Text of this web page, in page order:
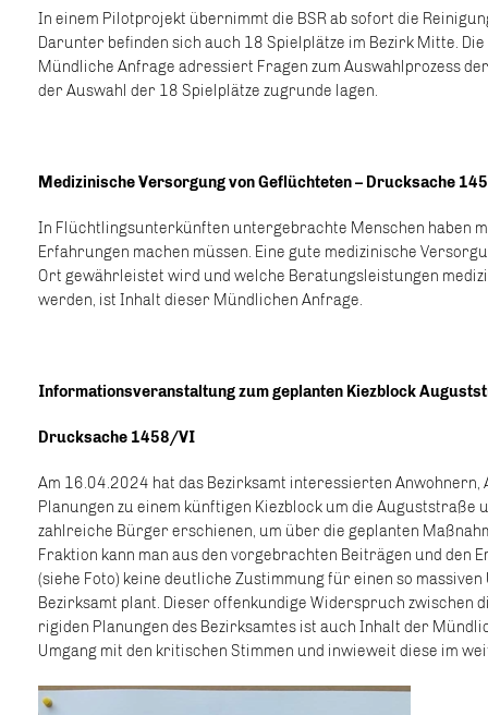
In einem Pilotprojekt übernimmt die BSR ab sofort die
Darunter befinden sich auch 18 Spielplätze im Bezirk Mitte.
Mündliche Anfrage adressiert Fragen zum Auswahlprozess
der Auswahl der 18 Spielplätze zugrunde lagen.
Medizinische Versorgung von Geflüchteten – Drucksache
In Flüchtlingsunterkünften untergebrachte Menschen haben
Erfahrungen machen müssen. Eine gute medizinische
Ort gewährleistet wird und welche Beratungsleistungen
werden, ist Inhalt dieser Mündlichen Anfrage.
Informationsveranstaltung zum geplanten Kiezblock
Drucksache 1458/VI
Am 16.04.2024 hat das Bezirksamt interessierten
Planungen zu einem künftigen Kiezblock um die Auguststraße
zahlreiche Bürger erschienen, um über die geplanten
Fraktion kann man aus den vorgebrachten Beiträgen und den
(siehe Foto) keine deutliche Zustimmung für einen so massiven
Bezirksamt plant. Dieser offenkundige Widerspruch
rigiden Planungen des Bezirksamtes ist auch Inhalt der
Umgang mit den kritischen Stimmen und inwieweit diese im